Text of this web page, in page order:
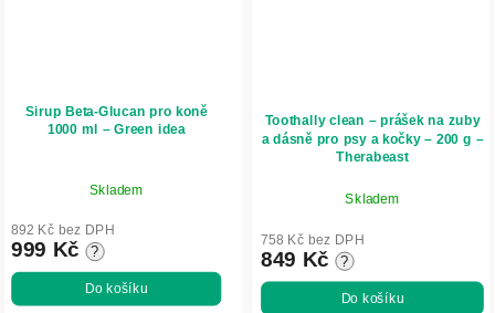
Sirup Beta-Glucan pro koně
1000 ml – Green idea
Skladem
892 Kč bez DPH
999 Kč ?
Do košíku
Toothally clean – prášek na zuby
a dásně pro psy a kočky – 200 g –
Therabeast
Skladem
758 Kč bez DPH
849 Kč ?
Do košíku